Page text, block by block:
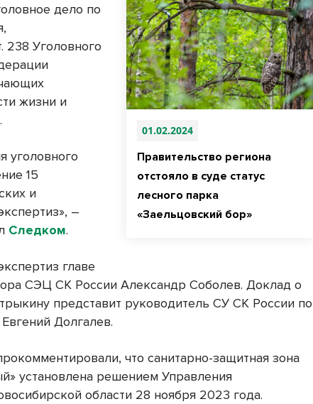
01.02.2024
Правительство региона
отстояло в суде статус
лесного парка
«Заельцовский бор»
дело по
238 Уголовного
жизни и
уголовного
15
и
–
Следком.
главе
СЭЦ СК России Александр Соболев. Доклад о
представит руководитель СУ СК России по
Долгалев.
что санитарно-защитная зона
установлена решением Управления
области 28 ноября 2023 года.